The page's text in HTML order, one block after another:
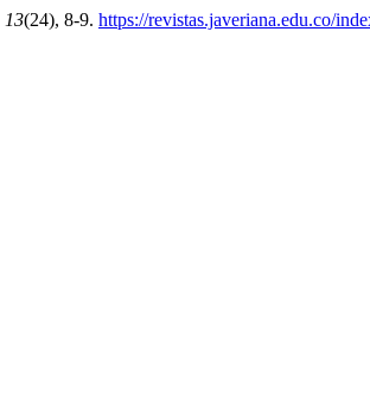
13(24), 8-9. https://revistas.javeriana.edu.co/